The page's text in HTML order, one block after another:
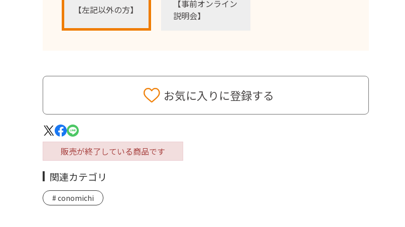
【左記以外の方】
【事前オンライン
説明会】
販売が終了している商品です
お気に入りに登録する
関連カテゴリ
conomichi